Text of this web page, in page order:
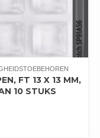
FT 13 X 13 MM,
10 STUKS